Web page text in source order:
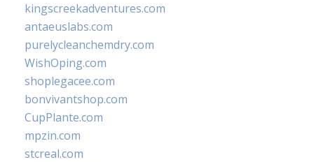
kingscreekadventures.com
antaeuslabs.com
purelycleanchemdry.com
WishOping.com
shoplegacee.com
bonvivantshop.com
CupPlante.com
mpzin.com
stcreal.com